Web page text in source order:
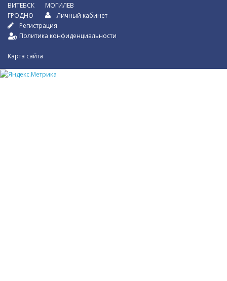
ВИТЕБСК
ГРОДНО
МОГИЛЕВ
Личный кабинет
Регистрация
Политика конфиденциальности
Карта сайта